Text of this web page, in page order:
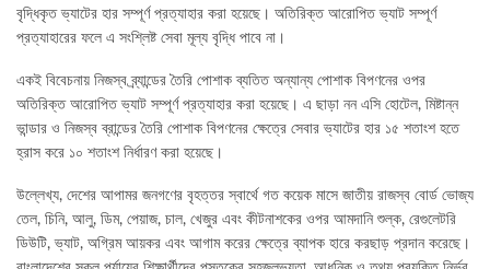
বৃদ্ধিকৃত ভ্যাটের হার সম্পূর্ণ প্রত্যাহার করা হয়েছে। অতিরিক্ত আরোপিত ভ্যাট সম্পূর্ণ
প্রত্যাহারের ফলে এ সংশ্লিষ্ট সেবা মূল্য বৃদ্ধি পাবে না।
একই বিবেচনায় নিজস্ব ব্র্যান্ডের তৈরি পোশাক ব্যতিত অন্যান্য পোশাক বিপণনের ওপর
অতিরিক্ত আরোপিত ভ্যাট সম্পূর্ণ প্রত্যাহার করা হয়েছে। এ ছাড়া নন এসি হোটেল, মিষ্টান্ন
ভান্ডার ও নিজস্ব ব্রান্ডের তৈরি পোশাক বিপণনের ক্ষেত্রে সেবার ভ্যাটের হার ১৫ শতাংশ হতে
হ্রাস করে ১০ শতাংশ নির্ধারণ করা হয়েছে।
উল্লেখ্য, দেশের আপামর জনগণের বৃহত্তর স্বার্থে গত কয়েক মাসে জাতীয় রাজস্ব বোর্ড ভোজ্য
তেল, চিনি, আলু, ডিম, পেয়াজ, চাল, খেজুর এবং কীটনাশকের ওপর আমদানি শুল্ক, রেগুলেটরি
ডিউটি, ভ্যাট, অগ্রিম আয়কর এবং আগাম করের ক্ষেত্রে ব্যাপক হারে করছাড় প্রদান করেছে।